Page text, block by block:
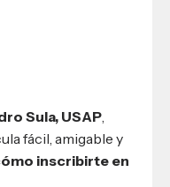
Sula, USAP
fácil, amigable y
inscribirte en